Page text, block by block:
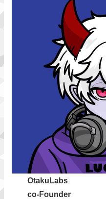
OtakuLabs
co-Founder